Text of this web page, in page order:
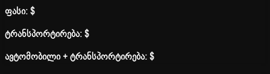
ფასი:$
ტრანსპორტირება:$
ავტომობილი + ტრანსპორტირება:$